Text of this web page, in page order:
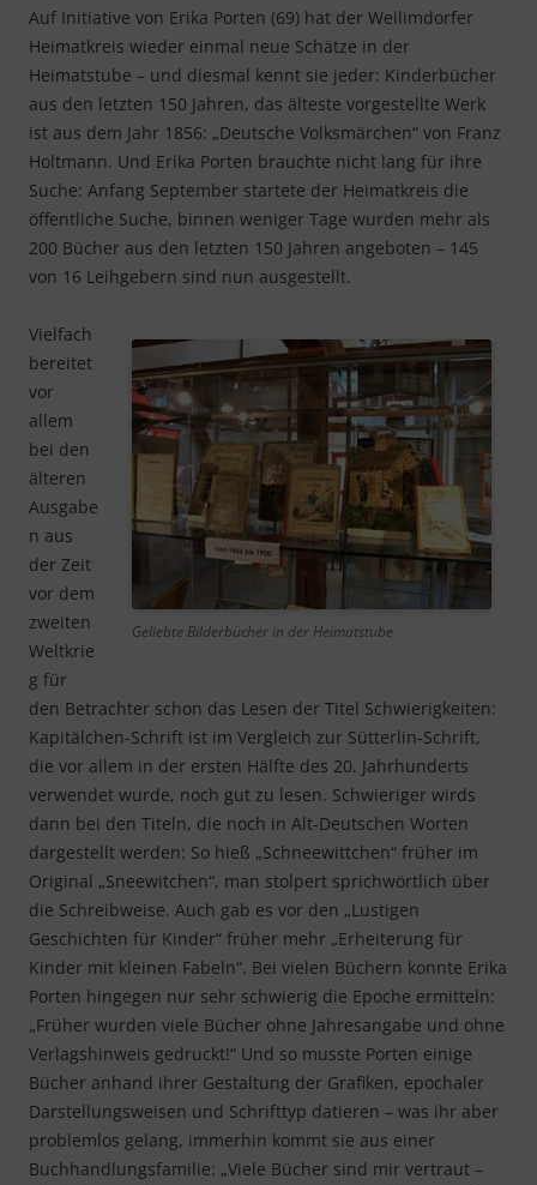
Auf Initiative von Erika Porten (69) hat der Weilimdorfer
Heimatkreis wieder einmal neue Schätze in der
Heimatstube – und diesmal kennt sie jeder: Kinderbücher
aus den letzten 150 Jahren, das älteste vorgestellte Werk
ist aus dem Jahr 1856: „Deutsche Volksmärchen“ von Franz
Holtmann. Und Erika Porten brauchte nicht lang für ihre
Suche: Anfang September startete der Heimatkreis die
öffentliche Suche, binnen weniger Tage wurden mehr als
200 Bücher aus den letzten 150 Jahren angeboten – 145
von 16 Leihgebern sind nun ausgestellt.
Geliebte Bilderbücher in der Heimatstube
Vielfach
bereitet
vor
allem
bei den
älteren
Ausgabe
n aus
der Zeit
vor dem
zweiten
Weltkrie
g für
den Betrachter schon das Lesen der Titel Schwierigkeiten:
Kapitälchen-Schrift ist im Vergleich zur Sütterlin-Schrift,
die vor allem in der ersten Hälfte des 20. Jahrhunderts
verwendet wurde, noch gut zu lesen. Schwieriger wirds
dann bei den Titeln, die noch in Alt-Deutschen Worten
dargestellt werden: So hieß „Schneewittchen“ früher im
Original „Sneewitchen“, man stolpert sprichwörtlich über
die Schreibweise. Auch gab es vor den „Lustigen
Geschichten für Kinder“ früher mehr „Erheiterung für
Kinder mit kleinen Fabeln“. Bei vielen Büchern konnte Erika
Porten hingegen nur sehr schwierig die Epoche ermitteln:
„Früher wurden viele Bücher ohne Jahresangabe und ohne
Verlagshinweis gedruckt!“ Und so musste Porten einige
Bücher anhand ihrer Gestaltung der Grafiken, epochaler
Darstellungsweisen und Schrifttyp datieren – was ihr aber
problemlos gelang, immerhin kommt sie aus einer
Buchhandlungsfamilie: „Viele Bücher sind mir vertraut –